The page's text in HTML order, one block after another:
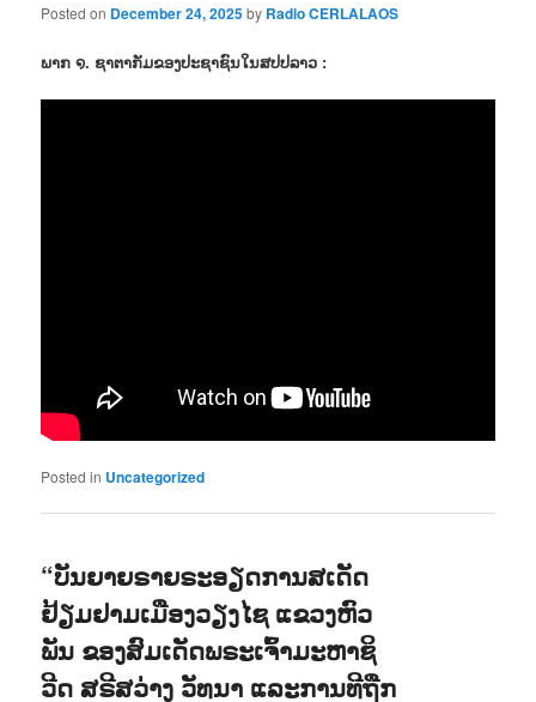
Posted on December 24, 2025by Radio CERLALAOS
ພາກ ໑. ຊາຕາກັມຂອງປະຊາຊົນໃນສປປລາວ :
Posted in Uncategorized
“ບັນຍາຍຣາຍຣະອຽດການສເດັດ
ຢ້ຽມຢາມເມືອງວຽງໄຊ ແຂວງຫົວ
ພັນ ຂອງສົມເດັດພຣະເຈົ້າມະຫາຊິ
ວີດ ສຣີສວ່າງ ວັທນາ ແລະການທີຖືກ